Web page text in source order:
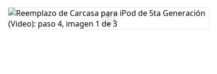
Agregar Comentario